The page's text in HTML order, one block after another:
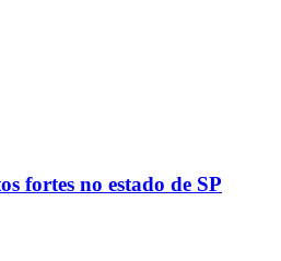
fortes no estado de SP